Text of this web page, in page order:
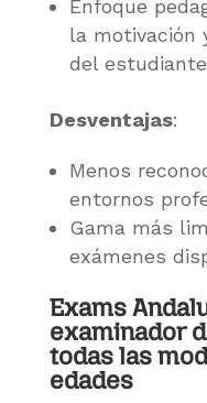
Enfoque
la motivación
del
Desventajas:
Menos
entornos
Gama más
exámenes
Exams
examinador
todas las
edades